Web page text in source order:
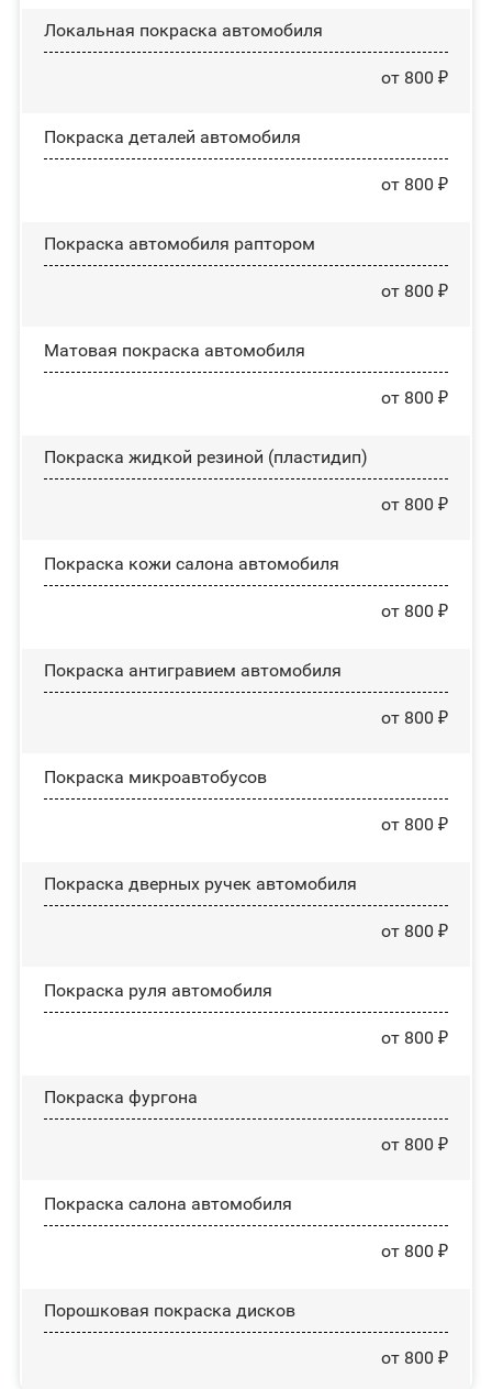
Локальная покраска автомобиля
от 800 ₽
Покраска деталей автомобиля
от 800 ₽
Покраска автомобиля раптором
от 800 ₽
Матовая покраска автомобиля
от 800 ₽
Покраска жидкой резиной (пластидип)
от 800 ₽
Покраска кожи салона автомобиля
от 800 ₽
Покраска антигравием автомобиля
от 800 ₽
Покраска микроавтобусов
от 800 ₽
Покраска дверных ручек автомобиля
от 800 ₽
Покраска руля автомобиля
от 800 ₽
Покраска фургона
от 800 ₽
Покраска салона автомобиля
от 800 ₽
Порошковая покраска дисков
от 800 ₽